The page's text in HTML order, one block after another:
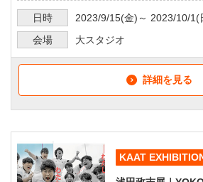
日時 2023/9/15(金)～ 2023/10/1(
会場
大スタジオ
詳細を見る
KAAT